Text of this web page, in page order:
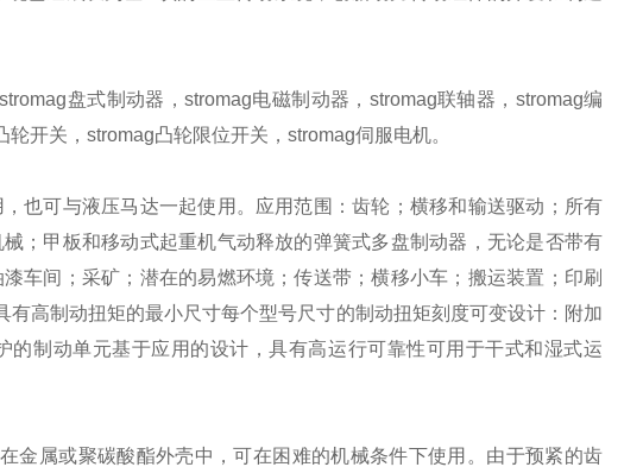
盘式制动器，stromag电磁制动器，stromag联轴器，stromag编
开关，stromag凸轮限位开关，stromag伺服电机。
也可与液压马达一起使用。应用范围：齿轮；横移和输送驱动；所有
；甲板和移动式起重机气动释放的弹簧式多盘制动器，无论是否带有
车间；采矿；潜在的易燃环境；传送带；横移小车；搬运装置；印刷
高制动扭矩的最小尺寸每个型号尺寸的制动扭矩刻度可变设计：附加
制动单元基于应用的设计，具有高运行可靠性可用于干式和湿式运
金属或聚碳酸酯外壳中，可在困难的机械条件下使用。由于预紧的齿